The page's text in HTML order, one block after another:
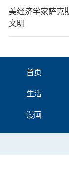
美经济学家萨克
文明
首页
生活
漫画